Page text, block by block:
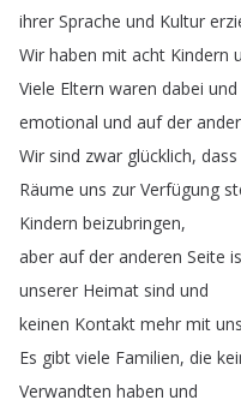
ihrer Sprache und Kultur
Wir haben mit acht Kindern
Viele Eltern waren dabei und
emotional und auf der
Wir sind zwar glücklich, dass
Räume uns zur Verfügung
Kindern beizubringen,
aber auf der anderen Seite
unserer Heimat sind und
keinen Kontakt mehr mit
Es gibt viele Familien, die
Verwandten haben und